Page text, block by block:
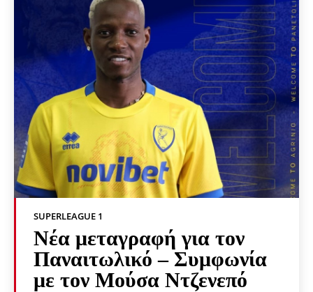
SUPERLEAGUE 1
Νέα μεταγραφή για τον
Παναιτωλικό – Συμφωνία
με τον Μούσα Ντζενεπό